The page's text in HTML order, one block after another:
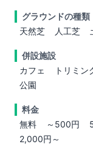
グラウンドの種類
天然芝
人工芝
併設施設
カフェ
トリミン
公園
料金
無料
～500円
2,000円～